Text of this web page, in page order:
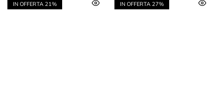
IN OFFERTA 21% IN OFFERTA27%